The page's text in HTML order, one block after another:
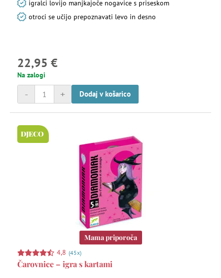
igralci lovijo manjkajoče nogavice s priseskom
otroci se učijo prepoznavati levo in desno
22,95 €
Na zalogi
+
- Dodaj v košarico
DJECO
Mama priporoča
4,8 (45x)
Čarovnice – igra s kartami